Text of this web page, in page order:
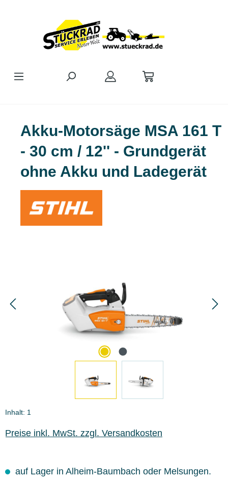
Akku-Motorsäge MSA 161 T
- 30 cm / 12'' - Grundgerät
ohne Akku und Ladegerät
Inhalt: 1
Preise inkl. MwSt. zzgl. Versandkosten
auf Lager in Alheim-Baumbach oder Melsungen.